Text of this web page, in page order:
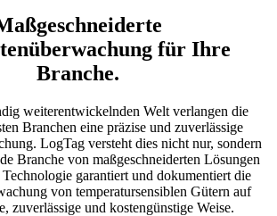
für Ihre
Branche.
weiterentwickelnden Welt verlangen die
Branchen eine präzise und zuverlässige
LogTag versteht dies nicht nur, sondern
Branche von maßgeschneiderten Lösungen
garantiert und dokumentiert die
von temperatursensiblen Gütern auf
zuverlässige und kostengünstige Weise.